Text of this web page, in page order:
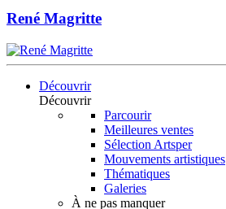
René Magritte
Découvrir
Découvrir
Parcourir
Meilleures ventes
Sélection Artsper
Mouvements artistiques
Thématiques
Galeries
À ne pas manquer